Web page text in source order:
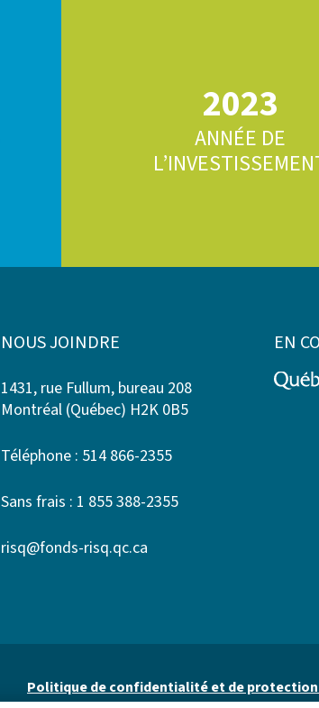
2023
ANNÉE DE
NOUS JOINDRE
1431, rue Fullum, bureau 208
Montréal (Québec) H2K 0B5
Téléphone : 514 866-2355
Sans frais : 1 855 388-2355
risq@fonds-risq.qc.ca
EN
Politique de confidentialité et de